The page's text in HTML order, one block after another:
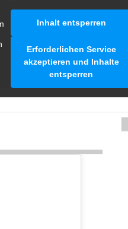
Inhalt entsperren
Erforderlichen Service
akzeptieren und Inhalte
entsperren